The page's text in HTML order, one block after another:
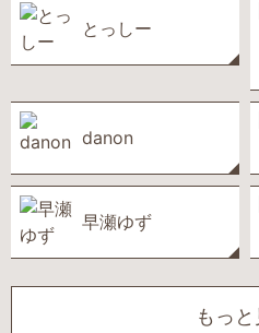
とっしー
danon
早瀬ゆず
もっ